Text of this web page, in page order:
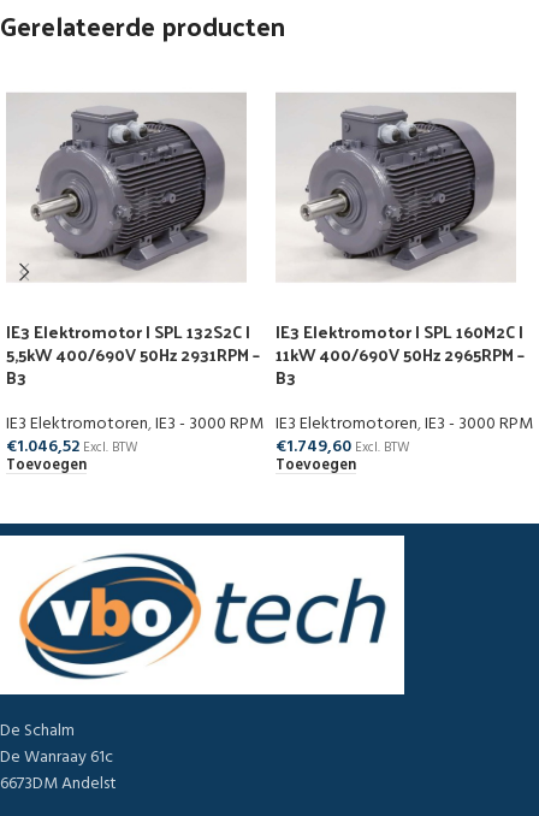
Gerelateerde producten
IE3 Elektromotor | SPL 132S2C |
5,5kW 400/690V 50Hz 2931RPM –
B3
IE3 Elektromotoren,IE3 - 3000 RPM
€1.046,52 Excl. BTW
Toevoegen
IE3 Elektromotor | SPL 160M2C |
11kW 400/690V 50Hz 2965RPM –
B3
IE3 Elektromotoren,IE3 - 3000 RPM
€1.749,60 Excl. BTW
Toevoegen
De Schalm
De Wanraay 61c
6673DM Andelst